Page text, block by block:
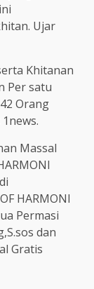
Ujar
Khitanan
Per satu
Orang
Massal
HARMONI
Permasi
dan
Gratis